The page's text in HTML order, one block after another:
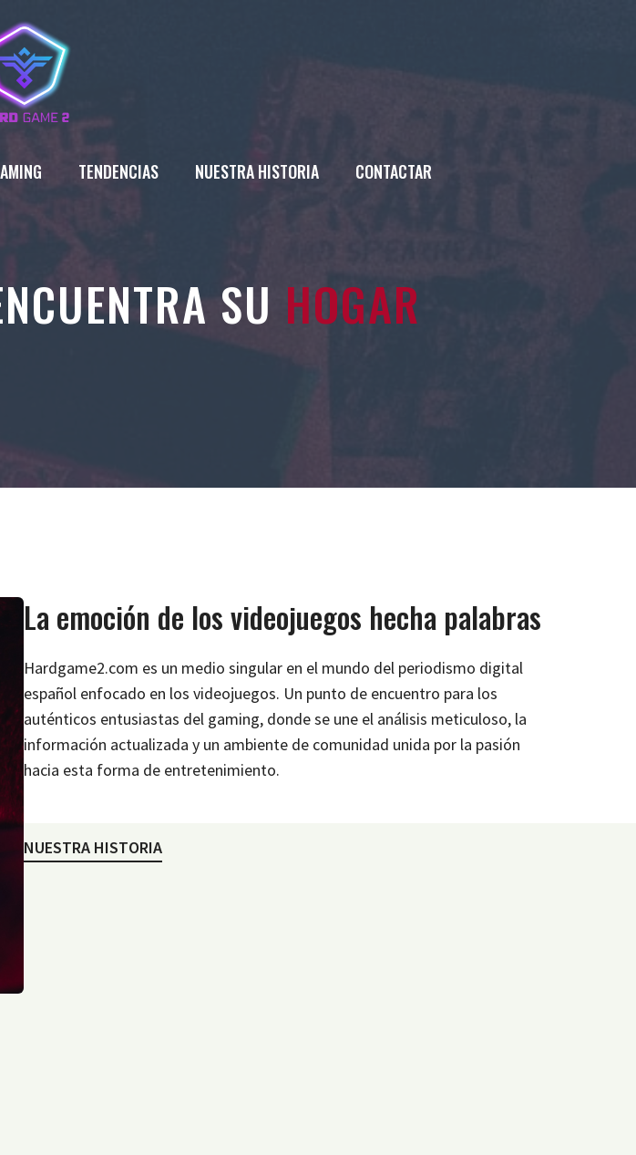
TENDENCIAS NUESTRA HISTORIA CONTACTAR
SU HOGAR
La emoción de los videojuegos hecha palabras
Hardgame2.com es un medio singular en el mundo del periodismo digital
español enfocado en los videojuegos. Un punto de encuentro para los
auténticos entusiastas del gaming, donde se une el análisis meticuloso, la
información actualizada y un ambiente de comunidad unida por la pasión
hacia esta forma de entretenimiento.
NUESTRA HISTORIA